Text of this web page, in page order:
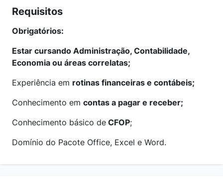
Requisitos
Obrigatórios:
Estar cursando Administração, Contabilidade,
Economia ou áreas correlatas;
Experiência em rotinas financeiras e contábeis;
Conhecimento em contas a pagar e receber;
Conhecimento básico de CFOP;
Domínio do Pacote Office, Excel e Word.